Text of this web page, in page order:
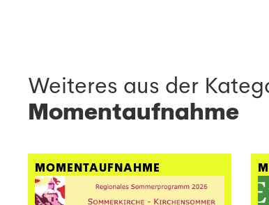
Weiteres aus der
Momentaufnahme
MOMENTAUFNAHME